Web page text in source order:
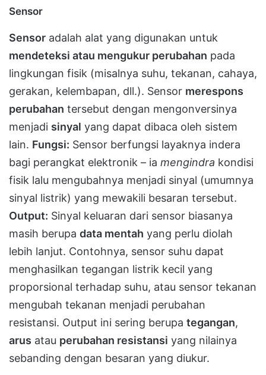
Sensor
Sensor adalah alat yang digunakan untuk
mendeteksi atau mengukur perubahan pada
lingkungan fisik (misalnya suhu, tekanan, cahaya,
gerakan, kelembapan, dll.)​. Sensor merespons
perubahan tersebut dengan mengonversinya
menjadi sinyal yang dapat dibaca oleh sistem
lain. Fungsi: Sensor berfungsi layaknya indera
bagi perangkat elektronik – ia mengindra kondisi
fisik lalu mengubahnya menjadi sinyal (umumnya
sinyal listrik) yang mewakili besaran tersebut.
Output: Sinyal keluaran dari sensor biasanya
masih berupa data mentah yang perlu diolah
lebih lanjut. Contohnya, sensor suhu dapat
menghasilkan tegangan listrik kecil yang
proporsional terhadap suhu, atau sensor tekanan
mengubah tekanan menjadi perubahan
resistansi. Output ini sering berupa tegangan,
arus atau perubahan resistansi yang nilainya
sebanding dengan besaran yang diukur.